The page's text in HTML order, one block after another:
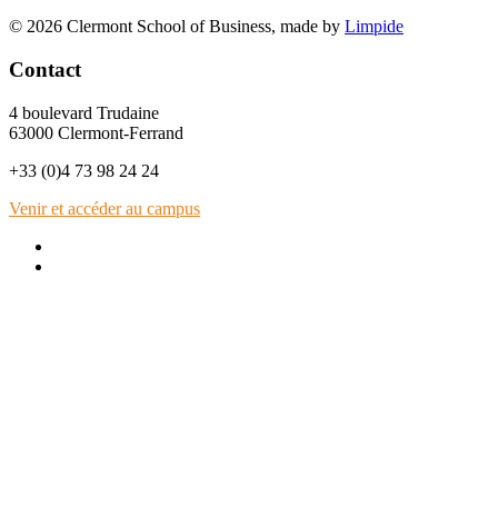
© 2026 Clermont School of Business, made by Limpide
Contact
4 boulevard Trudaine
63000 Clermont-Ferrand
+33 (0)4 73 98 24 24
Venir et accéder au campus